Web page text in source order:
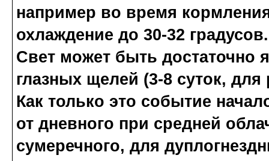
например во время
охлаждение до 30-32 градусов.
Свет может быть достаточно
глазных щелей (3-8 суток,
Как только это событие
от дневного при средней
сумеречного, для